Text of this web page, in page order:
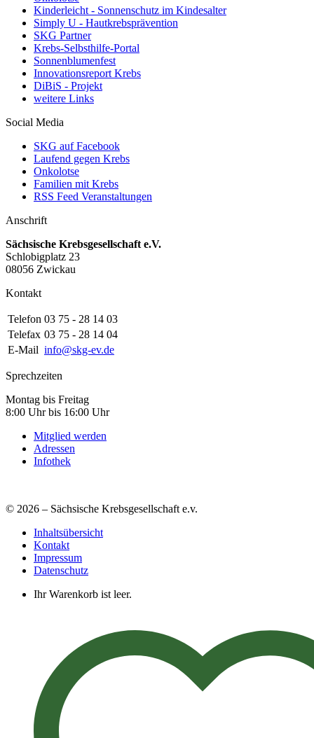
Kinderleicht - Sonnenschutz im Kindesalter
Simply U - Hautkrebsprävention
SKG Partner
Krebs-Selbsthilfe-Portal
Sonnenblumenfest
Innovationsreport Krebs
DiBiS - Projekt
weitere Links
Social Media
SKG auf Facebook
Laufend gegen Krebs
Onkolotse
Familien mit Krebs
RSS Feed Veranstaltungen
Anschrift
Sächsische Krebsgesellschaft e.V.
Schlobigplatz 23
08056 Zwickau
Kontakt
Telefon 03 75 - 28 14 03
Telefax 03 75 - 28 14 04
E-Mail info@skg-ev.de
Sprechzeiten
Montag bis Freitag
8:00 Uhr bis 16:00 Uhr
Mitglied werden
Adressen
Infothek
© 2026 – Sächsische Krebsgesellschaft e.v.
Inhaltsübersicht
Kontakt
Impressum
Datenschutz
Ihr Warenkorb ist leer.